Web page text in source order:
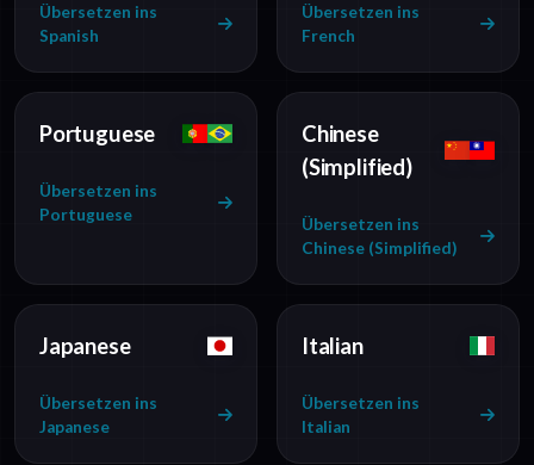
Übersetzen ins
Spanish
Übersetzen ins
French
Portuguese
Übersetzen ins
Portuguese
Chinese
(Simplified)
Übersetzen ins
Chinese (Simplified)
Japanese
Übersetzen ins
Japanese
Italian
Übersetzen ins
Italian